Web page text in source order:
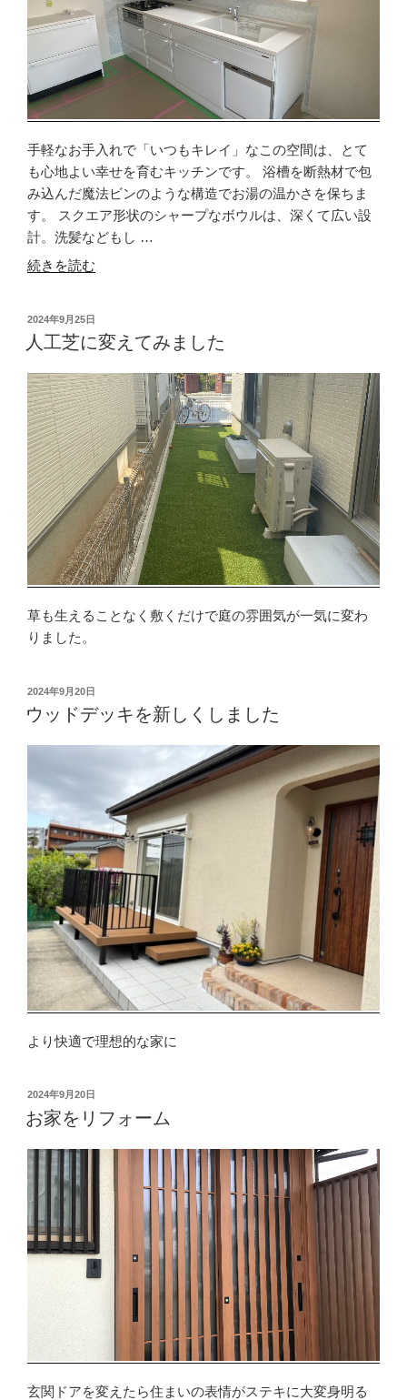
手軽なお手入れで「いつもキレイ」なこの空間は、とて
も心地よい幸せを育むキッチンです。 浴槽を断熱材で包
み込んだ魔法ビンのような構造でお湯の温かさを保ちま
す。 スクエア形状のシャープなボウルは、深くて広い設
計。洗髪などもし …
“リ
ム
し
ま
し
た”
の
続きを読む
投
稿
日:
2024年9月25日
人工芝に変えてみました
草も生えることなく敷くだけで庭の雰囲気が一気に変わ
りました。
投
稿
日:
2024年9月20日
ウッドデッキを新しくしました
より快適で理想的な家に
投
稿
日:
2024年9月20日
お家をリフォーム
玄関ドアを変えたら住まいの表情がステキに大変身明る